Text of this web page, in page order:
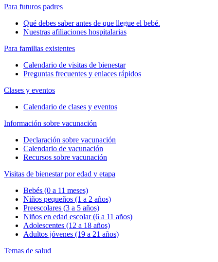
Para futuros padres
Qué debes saber antes de que llegue el bebé.
Nuestras afiliaciones hospitalarias
Para familias existentes
Calendario de visitas de bienestar
Preguntas frecuentes y enlaces rápidos
Clases y eventos
Calendario de clases y eventos
Información sobre vacunación
Declaración sobre vacunación
Calendario de vacunación
Recursos sobre vacunación
Visitas de bienestar por edad y etapa
Bebés (0 a 11 meses)
Niños pequeños (1 a 2 años)
Preescolares (3 a 5 años)
Niños en edad escolar (6 a 11 años)
Adolescentes (12 a 18 años)
Adultos jóvenes (19 a 21 años)
Temas de salud